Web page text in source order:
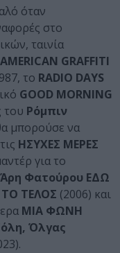
όταν
στο
ταινία
GRAFFITI
το RADIO DAYS
GOOD MORNING
του Ρόμπιν
μπορούσε να
ΗΣΥΧΕΣ ΜΕΡΕΣ
για το
Άρη Φατούρου ΕΔΩ
ΤΕΛΟΣ (2006) και
ΜΙΑ ΦΩΝΗ
Όλγας